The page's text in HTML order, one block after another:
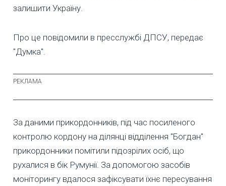
залишити Україну.
Про це повідомили в пресслужбі ДПСУ, передає
"Думка".
За даними прикордонників, під час посиленого
контролю кордону на ділянці відділення "Богдан"
прикордонники помітили підозрілих осіб, що
рухалися в бік Румунії. За допомогою засобів
моніторингу вдалося зафіксувати їхнє пересування